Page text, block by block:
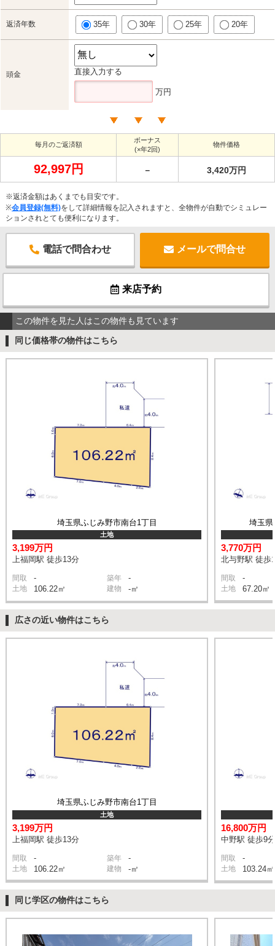
返済年数 35年 30年 25年 20年
頭金 直接入力する
万円
毎月のご返済額
ボーナス
(×年2回)
物件価格
92,997円 － 3,420万円
※返済金額はあくまでも目安です。
※会員登録(無料)をして詳細情報を記入されますと、全物件が自動でシミュレー
ションされとても便利になります。
電話で問合わせ メールで問合せ
来店予約
この物件を見た人はこの物件も見ています
同じ価格帯の物件はこちら
埼玉県ふじみ野市南台1丁目
土地
3,199万円
上福岡駅 徒歩13分
間取 - 築年 -
土地 106.22㎡ 建物 -㎡
埼玉県
3,770万円
北与野駅 徒歩
間取 -
土地 67.20㎡
広さの近い物件はこちら
埼玉県ふじみ野市南台1丁目
土地
3,199万円
上福岡駅 徒歩13分
間取 - 築年 -
土地 106.22㎡ 建物 -㎡
16,800万円
中野駅 徒歩9分
間取 -
土地 103.24㎡
同じ学区の物件はこちら